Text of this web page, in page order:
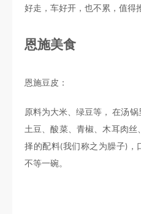
好走，车好开，也不累，值得
恩施美食
恩施豆皮：
原料为大米、绿豆等，
在汤锅
土豆、酸菜、青椒、木耳肉
择的配料(我们称之为臊子)
不等一碗。